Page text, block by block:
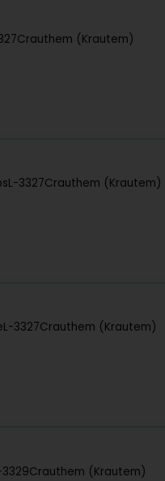
Crauthem (Krautem)
L-3327Crauthem (Krautem)
L-3327Crauthem (Krautem)
3329Crauthem (Krautem)